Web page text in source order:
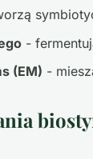
-
(EM) -